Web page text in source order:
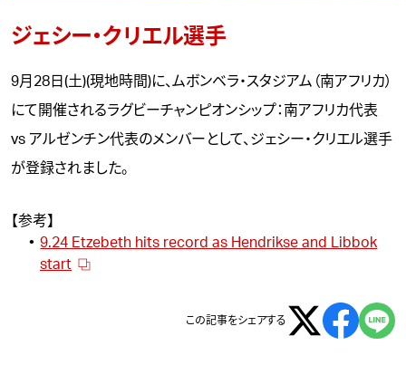
ジェシー・クリエル選手
9月28日(土)(現地時間)に、ムボンベラ・スタジアム（南アフリカ）
にて開催されるラグビーチャンピオンシップ：南アフリカ代表
vs アルゼンチン代表のメンバーとして、ジェシー・クリエル選手
が登録されました。
【参考】
9.24 Etzebeth hits record as Hendrikse and Libbok
start
この記事をシェアする